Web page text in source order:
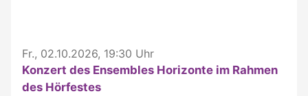
Fr., 02.10.2026, 19:30 Uhr
Konzert des Ensembles Horizonte im Rahmen
des Hörfestes